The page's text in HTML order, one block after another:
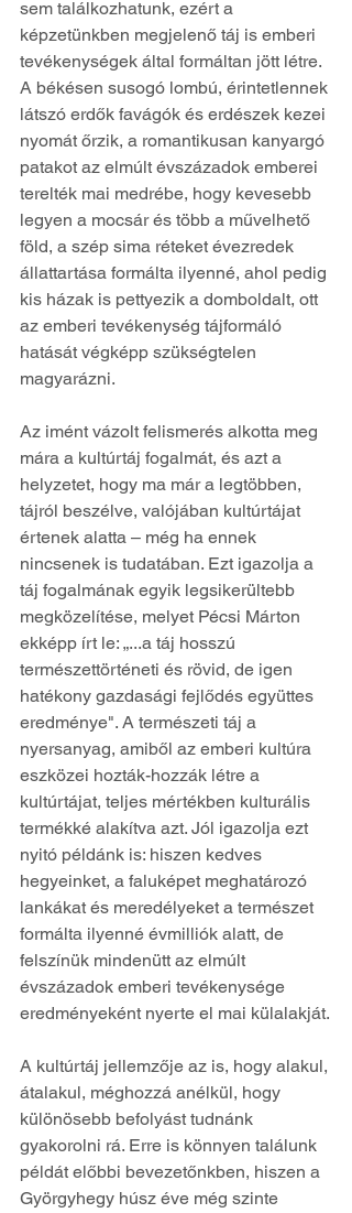
sem találkozhatunk, ezért a
képzetünkben megjelenő táj is emberi
tevékenységek által formáltan jött létre.
A békésen susogó lombú, érintetlennek
látszó erdők favágók és erdészek kezei
nyomát őrzik, a romantikusan kanyargó
patakot az elmúlt évszázadok emberei
terelték mai medrébe, hogy kevesebb
legyen a mocsár és több a művelhető
föld, a szép sima réteket évezredek
állattartása formálta ilyenné, ahol pedig
kis házak is pettyezik a domboldalt, ott
az emberi tevékenység tájformáló
hatását végképp szükségtelen
magyarázni.
Az imént vázolt felismerés alkotta meg
mára a kultúrtáj fogalmát, és azt a
helyzetet, hogy ma már a legtöbben,
tájról beszélve, valójában kultúrtájat
értenek alatta – még ha ennek
nincsenek is tudatában. Ezt igazolja a
táj fogalmának egyik legsikerültebb
megközelítése, melyet Pécsi Márton
ekképp írt le: „...a táj hosszú
természettörténeti és rövid, de igen
hatékony gazdasági fejlődés együttes
eredménye". A természeti táj a
nyersanyag, amiből az emberi kultúra
eszközei hozták-hozzák létre a
kultúrtájat, teljes mértékben kulturális
termékké alakítva azt. Jól igazolja ezt
nyitó példánk is: hiszen kedves
hegyeinket, a faluképet meghatározó
lankákat és meredélyeket a természet
formálta ilyenné évmilliók alatt, de
felszínük mindenütt az elmúlt
évszázadok emberi tevékenysége
eredményeként nyerte el mai külalakját.
A kultúrtáj jellemzője az is, hogy alakul,
átalakul, méghozzá anélkül, hogy
különösebb befolyást tudnánk
gyakorolni rá. Erre is könnyen találunk
példát előbbi bevezetőnkben, hiszen a
Györgyhegy húsz éve még szinte